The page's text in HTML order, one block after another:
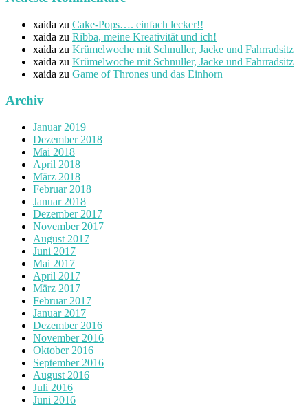
xaida zu Cake-Pops…. einfach lecker!!
xaida zu Ribba, meine Kreativität und ich!
xaida zu Krümelwoche mit Schnuller, Jacke und Fahrradsitz
xaida zu Krümelwoche mit Schnuller, Jacke und Fahrradsitz
xaida zu Game of Thrones und das Einhorn
Archiv
Januar 2019
Dezember 2018
Mai 2018
April 2018
März 2018
Februar 2018
Januar 2018
Dezember 2017
November 2017
August 2017
Juni 2017
Mai 2017
April 2017
März 2017
Februar 2017
Januar 2017
Dezember 2016
November 2016
Oktober 2016
September 2016
August 2016
Juli 2016
Juni 2016